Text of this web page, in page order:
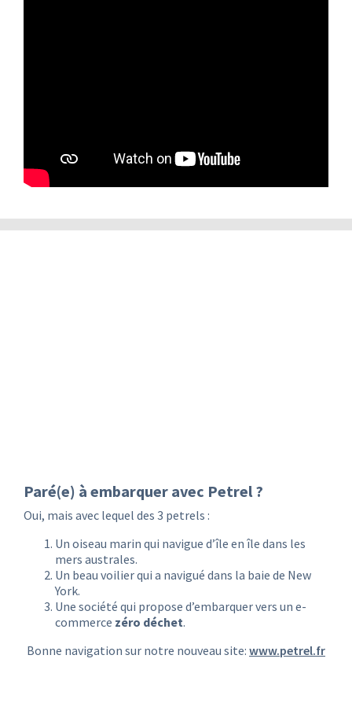
Paré(e) à embarquer avec Petrel ?
Oui, mais avec lequel des 3 petrels :
Un oiseau marin qui navigue d’île en île dans les
mers australes.
Un beau voilier qui a navigué dans la baie de New
York.
Une société qui propose d’embarquer vers un e-
commerce zéro déchet.
Bonne navigation sur notre nouveau site: www.petrel.fr